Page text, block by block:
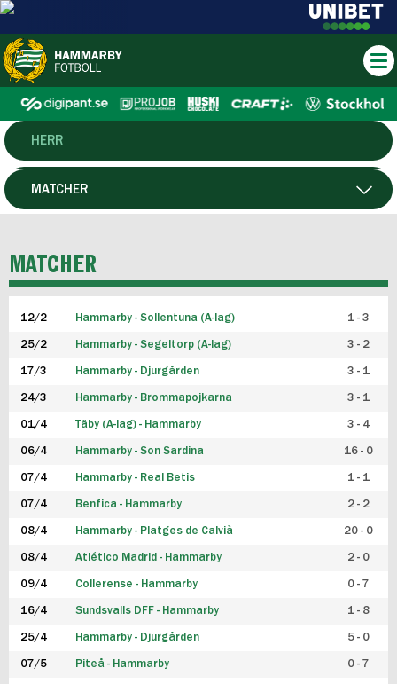
HERR
DAM
P19
F19
FUTSAL HERR
FUTSAL DAM
MATCHER
MATCHER
12/2 Hammarby - Sollentuna (A-lag) 1 - 3
25/2 Hammarby - Segeltorp (A-lag) 3 - 2
17/3 Hammarby - Djurgården 3 - 1
24/3 Hammarby - Brommapojkarna 3 - 1
01/4 Täby (A-lag) - Hammarby 3 - 4
06/4 Hammarby - Son Sardina 16 - 0
07/4 Hammarby - Real Betis 1 - 1
07/4 Benfica - Hammarby 2 - 2
08/4 Hammarby - Platges de Calvià 20 - 0
08/4 Atlético Madrid - Hammarby 2 - 0
09/4 Collerense - Hammarby 0 - 7
16/4 Sundsvalls DFF - Hammarby 1 - 8
25/4 Hammarby - Djurgården 5 - 0
07/5 Piteå - Hammarby 0 - 7